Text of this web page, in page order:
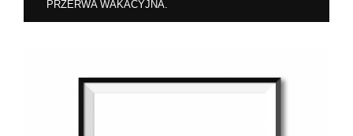
PRZERWA WAKACYJNA.